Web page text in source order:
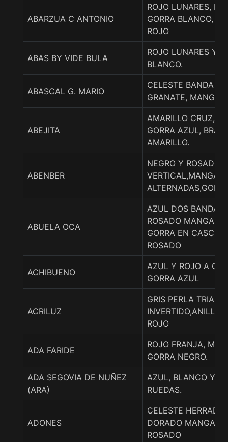
ABARZUA C ANTONIO
ROJO LUNARES,
GORRA BLANCO,
ROJO
ABAS BY VIDE BULA
ROJO LUNARES Y
BLANCO.
ABASCAL G. MARIO
CELESTE BANDA Y
GRANATE, MANGAS
ABEJITA
AMARILLO CRUZ,
GORRA AZUL,
AMARILLO.
ABENBER
NEGRO Y ROSADO
VERTICAL,MANGAS
ABUELA OCA
AZUL DOS BANDAS
ROSADO MANGAS
GORRA EN CASCO
ROSADO
ACHIBUENO
AZUL Y ROJO A
GORRA AZUL
ACRILUZ
GRIS PERLA
ROJO
ADA FARIDE
ROJO FRANJA,
GORRA NEGRO.
ADA SEGOVIA DE NUÑEZ
(ARA)
AZUL, BLANCO Y
RUEDAS.
ADONES
CELESTE
DORADO MANGAS
ROSADO